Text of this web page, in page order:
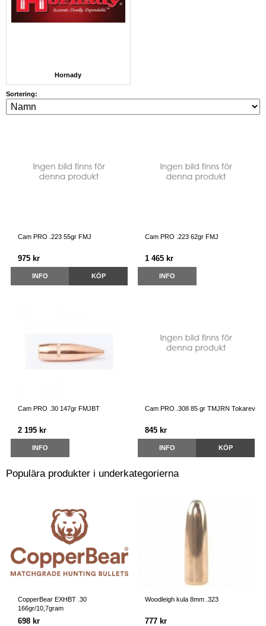
Hornady
Sortering:
Cam PRO .223 55gr FMJ
975 kr
INFO KÖP
Cam PRO .223 62gr FMJ
1 465 kr
INFO
Cam PRO .30 147gr FMJBT
2 195 kr
INFO
Cam PRO .308 85 gr TMJRN Tokarev
845 kr
INFO KÖP
Populära produkter i underkategorierna
CopperBear EXHBT .30
166gr/10,7gram
698 kr
Woodleigh kula 8mm .323
777 kr